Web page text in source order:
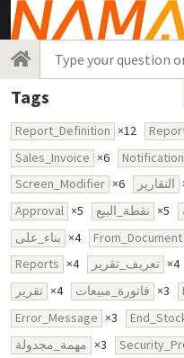
Tags
Report_Definition ×12
Sales_Invoice ×6 Notification
Screen_Modifier ×6 التقارير
Approval ×5 نقطة_البيع ×5
بناء_على ×4 From_Document
Reports ×4 تعريف_تقرير ×4
تقرير ×4 فاتورة_مبيعات ×3
Error_Message ×3
مهمة_مجدولة ×3